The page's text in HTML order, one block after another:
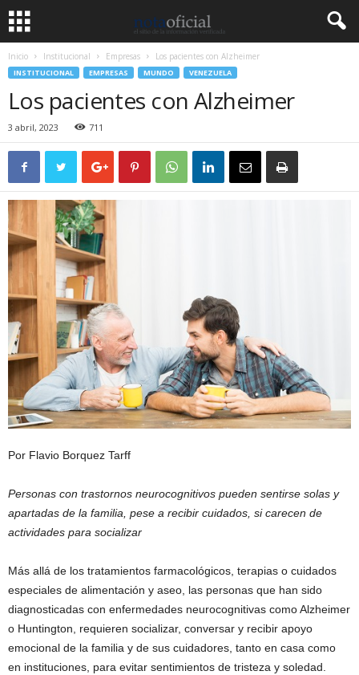
Inicio Institucional Empresas Los pacientes con Alzheimer
INSTITUCIONAL EMPRESAS MUNDO VENEZUELA
Los pacientes con Alzheimer
3 abril, 2023 711
Por Flavio Borquez Tarff
Personas con trastornos neurocognitivos pueden sentirse solas y
apartadas de la familia, pese a recibir cuidados, si carecen de
actividades para socializar
Más allá de los tratamientos farmacológicos, terapias o cuidados
especiales de alimentación y aseo, las personas que han sido
diagnosticadas con enfermedades neurocognitivas como Alzheimer
o Huntington, requieren socializar, conversar y recibir apoyo
emocional de la familia y de sus cuidadores, tanto en casa como
en instituciones, para evitar sentimientos de tristeza y soledad.